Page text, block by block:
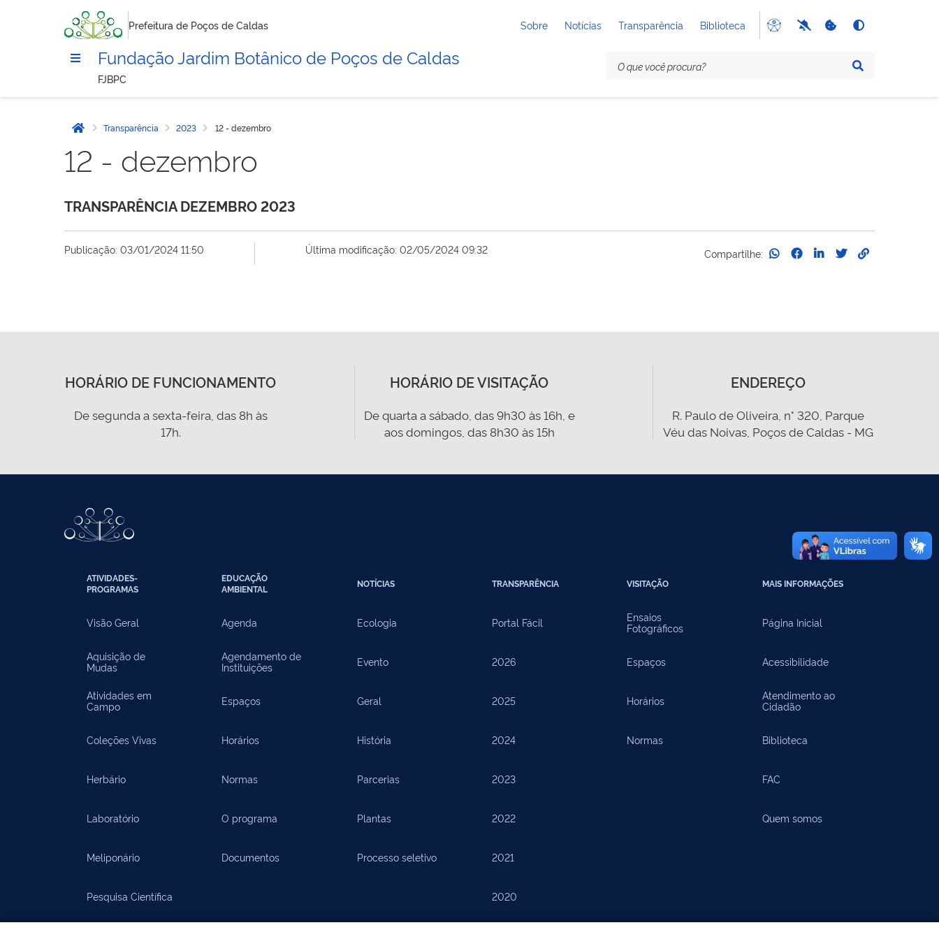
Prefeitura de Poços de Caldas Sobre Notícias Transparência Biblioteca
Fundação Jardim Botânico de Poços de Caldas
FJBPC
Página inicial
Transparência 2023 12 - dezembro
12 - dezembro
TRANSPARÊNCIA DEZEMBRO 2023
Publicação: 03/01/2024 11:50 Última modificação: 02/05/2024 09:32 Compartilhe:
HORÁRIO DE FUNCIONAMENTO
De segunda a sexta-feira, das 8h às
17h.
HORÁRIO DE VISITAÇÃO
De quarta a sábado, das 9h30 às 16h, e
aos domingos, das 8h30 às 15h
ENDEREÇO
R. Paulo de Oliveira, n° 320, Parque
Véu das Noivas, Poços de Caldas - MG
ATIVIDADES-
PROGRAMAS
Visão Geral
Aquisição de
Mudas
Atividades em
Campo
Coleções Vivas
Herbário
Laboratório
Meliponário
Pesquisa Científica
EDUCAÇÃO
AMBIENTAL
Agenda
Agendamento de
Instituições
Espaços
Horários
Normas
O programa
Documentos
NOTÍCIAS
Ecologia
Evento
Geral
História
Parcerias
Plantas
Processo seletivo
TRANSPARÊNCIA
Portal Fácil
2026
2025
2024
2023
2022
2021
2020
VISITAÇÃO
Ensaios
Fotográficos
Espaços
Horários
Normas
MAIS INFORMAÇÕES
Página Inicial
Acessibilidade
Atendimento ao
Cidadão
Biblioteca
FAC
Quem somos